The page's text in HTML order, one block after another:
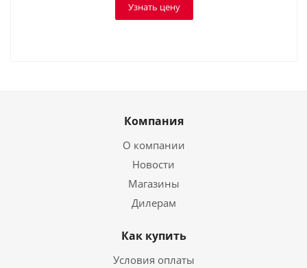
Узнать цену
Компания
О компании
Новости
Магазины
Дилерам
Как купить
Условия оплаты